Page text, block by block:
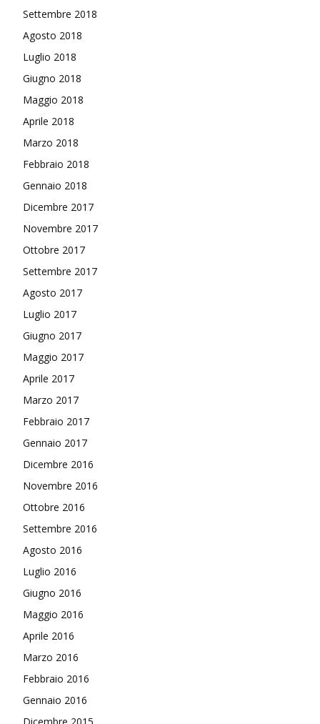
Settembre 2018
Agosto 2018
Luglio 2018
Giugno 2018
Maggio 2018
Aprile 2018
Marzo 2018
Febbraio 2018
Gennaio 2018
Dicembre 2017
Novembre 2017
Ottobre 2017
Settembre 2017
Agosto 2017
Luglio 2017
Giugno 2017
Maggio 2017
Aprile 2017
Marzo 2017
Febbraio 2017
Gennaio 2017
Dicembre 2016
Novembre 2016
Ottobre 2016
Settembre 2016
Agosto 2016
Luglio 2016
Giugno 2016
Maggio 2016
Aprile 2016
Marzo 2016
Febbraio 2016
Gennaio 2016